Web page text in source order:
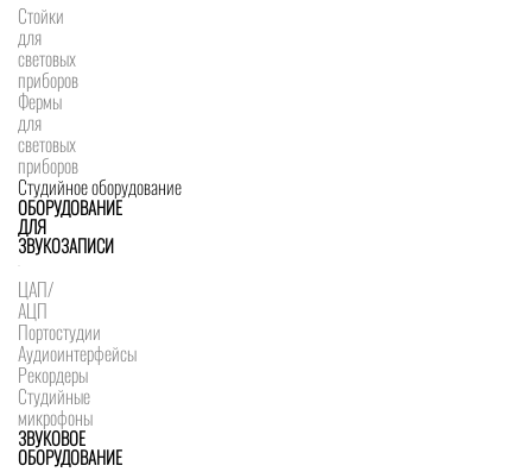
Стойки
для
световых
приборов
Фермы
для
световых
приборов
Студийное оборудование
ОБОРУДОВАНИЕ
ДЛЯ
ЗВУКОЗАПИСИ
ЦАП/
АЦП
Портостудии
Аудиоинтерфейсы
Рекордеры
Студийные
микрофоны
ЗВУКОВОЕ
ОБОРУДОВАНИЕ